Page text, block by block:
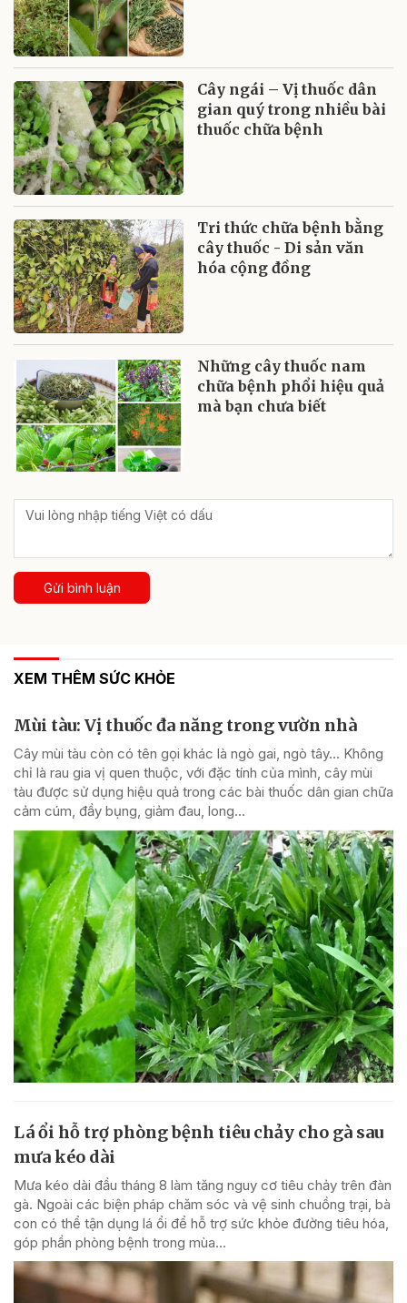
Cây ngái – Vị thuốc dân
gian quý trong nhiều bài
thuốc chữa bệnh
Tri thức chữa bệnh bằng
cây thuốc - Di sản văn
hóa cộng đồng
Những cây thuốc nam
chữa bệnh phổi hiệu quả
mà bạn chưa biết
Gửi bình luận
XEM THÊM SỨC KHỎE
Mùi tàu: Vị thuốc đa năng trong vườn nhà
Cây mùi tàu còn có tên gọi khác là ngò gai, ngò tây… Không
chỉ là rau gia vị quen thuộc, với đặc tính của mình, cây mùi
tàu được sử dụng hiệu quả trong các bài thuốc dân gian chữa
cảm cúm, đầy bụng, giảm đau, long...
Lá ổi hỗ trợ phòng bệnh tiêu chảy cho gà sau
mưa kéo dài
Mưa kéo dài đầu tháng 8 làm tăng nguy cơ tiêu chảy trên đàn
gà. Ngoài các biện pháp chăm sóc và vệ sinh chuồng trại, bà
con có thể tận dụng lá ổi để hỗ trợ sức khỏe đường tiêu hóa,
góp phần phòng bệnh trong mùa...